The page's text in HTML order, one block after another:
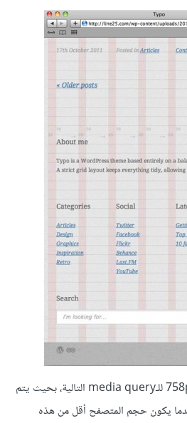
يمكننا الآن استخدام قيمة 758px للـmedia query التالية، بحيث يتم
يكون حجم المتصفح أقل من هذه